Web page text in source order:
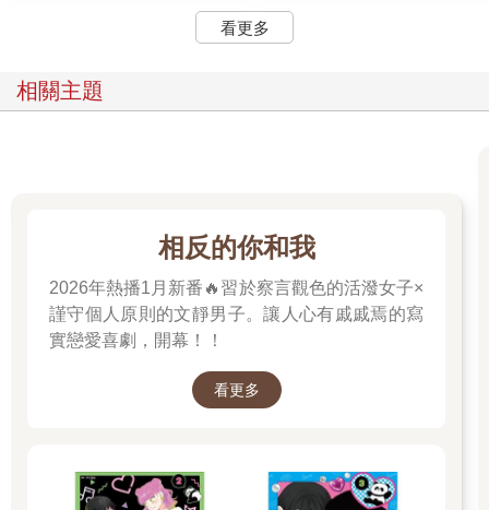
看更多
相關主題
相反的你和我
2026年熱播1月新番🔥習於察言觀色的活潑女子×
謹守個人原則的文靜男子。讓人心有戚戚焉的寫
實戀愛喜劇，開幕！！
看更多